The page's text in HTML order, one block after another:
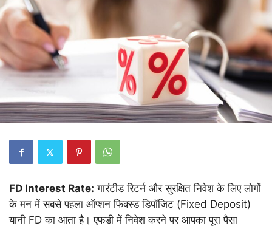
FD Interest Rate: गारंटीड रिटर्न और सुरक्षित निवेश के लिए लोगों
के मन में सबसे पहला ऑप्शन फिक्स्ड डिपॉजिट (Fixed Deposit)
यानी FD का आता है। एफडी में निवेश करने पर आपका पूरा पैसा